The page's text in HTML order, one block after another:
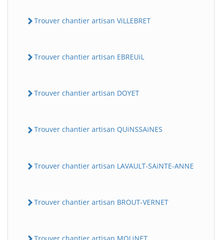
Trouver chantier artisan ViLLEBRET
Trouver chantier artisan EBREUiL
Trouver chantier artisan DOYET
Trouver chantier artisan QUiNSSAiNES
Trouver chantier artisan LAVAULT-SAiNTE-ANNE
Trouver chantier artisan BROUT-VERNET